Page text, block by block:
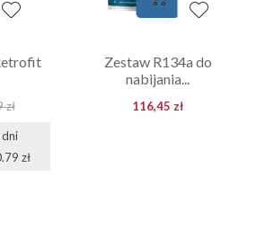
zł
dni
zł
Zestaw R134a do
nabijania...
116,45 zł